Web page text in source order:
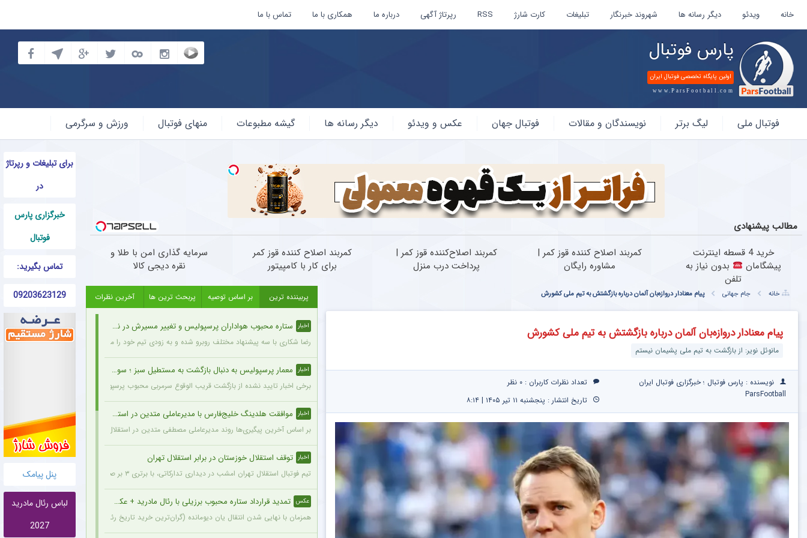
خانه ویدئو دیگر رسانه ها شهروند خبرنگار تبلیغات کارت شارژ RSS رپرتاژ آگهی درباره ما همکاری با ما تماس با ما
پارس فوتبال
اولین پایگاه تخصصی فوتبال ایران
www.ParsFootball.com
فوتبال
فوتبال ملی لیگ برتر نویسندگان و مقالات فوتبال جهان عکس و ویدئو دیگر رسانه ها گیشه مطبوعات منهای فوتبال ورزش و سرگرمی
برای تبلیغات و رپرتاژ
در
خبرگزاری پارس
فوتبال
تماس بگیرید:
09203623129
پنل پیامک
لباس رئال مادرید
2027
مطالب پیشنهادی
خرید 4 قسطه اینترنت
پیشگامان
بدون نیاز به
تلفن
کمربند اصلاح کننده قوز کمر |
مشاوره رایگان
کمربند اصلاح‌کننده قوز کمر |
پرداخت درب منزل
کمربند اصلاح کننده قوز کمر
برای کار با کامپیتور
سرمایه گذاری امن با طلا و
نقره دیجی کالا
خانه جام جهانی پیام معنادار دروازه‌بان آلمان درباره بازگشتش به تیم ملی کشورش
پیام معنادار دروازه‌بان آلمان درباره بازگشتش به تیم ملی کشورش
مانوئل نویر: از بازگشت به تیم ملی پشیمان نیستم
نویسنده : پارس فوتبال ؛ خبرگزاری فوتبال ایران
ParsFootball
تعداد نظرات کاربران : ۰ نظر
تاریخ انتشار : پنجشنبه ۱۱ تیر ۱۴۰۵ | ۸:۱۴
پربیننده ترین بر اساس توصیه پربحث ترین ها آخرین نظرات
اخبار ستاره محبوب هواداران پرسپولیس و تغییر مسیرش در نقل‌وانتقالات
رضا شکاری با سه پیشنهاد مختلف روبرو شده و به زودی تیم خود را معرفی خواهد کرد.
اخبار معمار پرسپولیس به دنبال بازگشت به مستطیل سبز ؛ سورپرایز بزرگ در راه است ؟ + جزئیات
برخی اخبار تایید نشده از بازگشت قریب الوقوع سرمربی محبوب پرسپولیسی‌ها به دنیای فوتبال خبر می‌دهد.
اخبار موافقت هلدینگ خلیج‌فارس با مدیرعاملی متدین در استقلال
بر اساس آخرین پیگیری‌ها روند مدیرعاملی مصطفی متدین در استقلال به طور کامل طی شده و هلدینگ
اخبار توقف استقلال خوزستان در برابر استقلال تهران
تیم فوتبال استقلال تهران امشب در دیداری تدارکاتی، با برتری ۳ بر صفر برابر استقلال خوزستان، با دبل سعید سحرخیزان و گل یاسر آسانی پیروز شد.
عکس تمدید قرارداد ستاره محبوب برزیلی با رئال مادرید + عکس
همزمان با نهایی شدن انتقال یان دیومانده (گران‌ترین خرید تاریخ رئال مادرید)، تمدید قرارداد وینیسیوس جونیور تا ۲۰۳۲